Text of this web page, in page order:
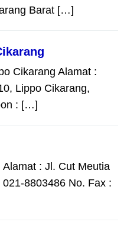
Barat […]
Cikarang Alamat :
Lippo Cikarang,
: […]
: Jl. Cut Meutia
8803486 No. Fax :